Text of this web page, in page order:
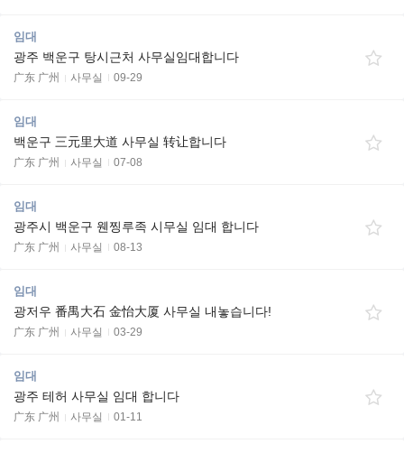
임대
광주 백운구 탕시근처 사무실임대합니다
广东 广州 사무실 09-29
임대
백운구 三元里大道 사무실 转让합니다
广东 广州 사무실 07-08
임대
광주시 백운구 웬찡루족 시무실 임대 합니다
广东 广州 사무실 08-13
임대
광저우 番禺大石 金怡大厦 사무실 내놓습니다!
广东 广州 사무실 03-29
임대
광주 테허 사무실 임대 합니다
广东 广州 사무실 01-11